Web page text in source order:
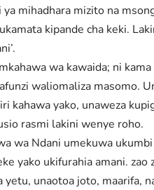
ya mihadhara mizito na
kipande cha keki.
wa kawaida; ni
waliomaliza masomo.
kahawa yako, unaweza
rasmi lakini wenye roho.
wa Ndani umekuwa
yako ukifurahia amani.
yetu, unaotoa joto, maarifa,